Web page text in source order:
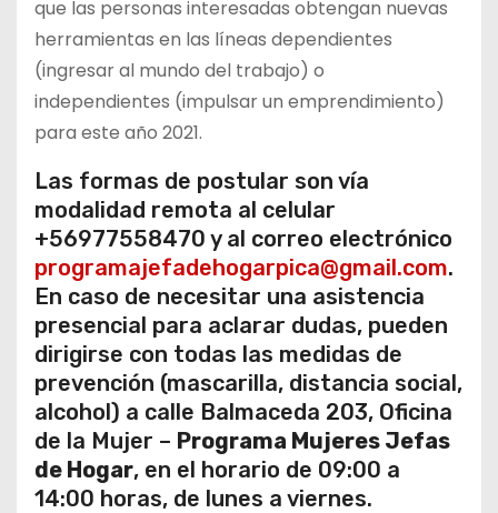
que las personas interesadas obtengan nuevas
herramientas en las líneas dependientes
(ingresar al mundo del trabajo) o
independientes (impulsar un emprendimiento)
para este año 2021.
Las formas de postular son vía
modalidad remota al celular
+56977558470 y al correo electrónico
programajefadehogarpica@gmail.com.
En caso de necesitar una asistencia
presencial para aclarar dudas, pueden
dirigirse con todas las medidas de
prevención (mascarilla, distancia social,
alcohol) a calle Balmaceda 203, Oficina
de la Mujer – Programa Mujeres Jefas
de Hogar, en el horario de 09:00 a
14:00 horas, de lunes a viernes.